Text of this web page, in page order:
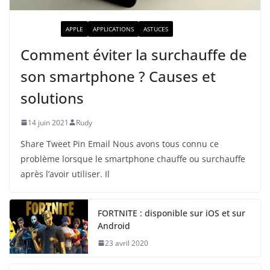
APPLE APPLICATIONS ASTUCES
Comment éviter la surchauffe de
son smartphone ? Causes et
solutions
14 juin 2021 Rudy
Share Tweet Pin Email Nous avons tous connu ce
problème lorsque le smartphone chauffe ou surchauffe
après l’avoir utiliser. Il
FORTNITE : disponible sur iOS et sur
Android
23 avril 2020